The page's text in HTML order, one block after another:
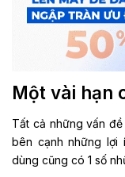
Một vài hạn
Tất cả những vấn
bên cạnh những lợi
dùng cũng có 1 số